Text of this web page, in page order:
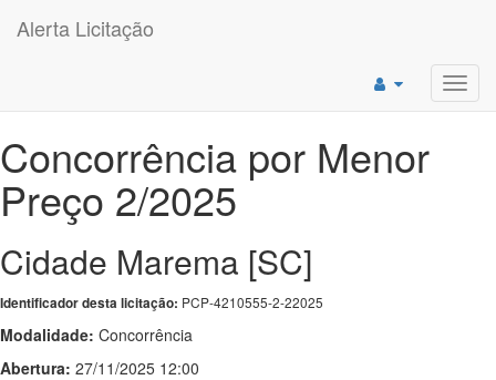
Alerta Licitação
Concorrência por Menor
Preço 2/2025
Cidade Marema [SC]
Identificador desta licitação: PCP-4210555-2-22025
Modalidade: Concorrência
Abertura: 27/11/2025 12:00